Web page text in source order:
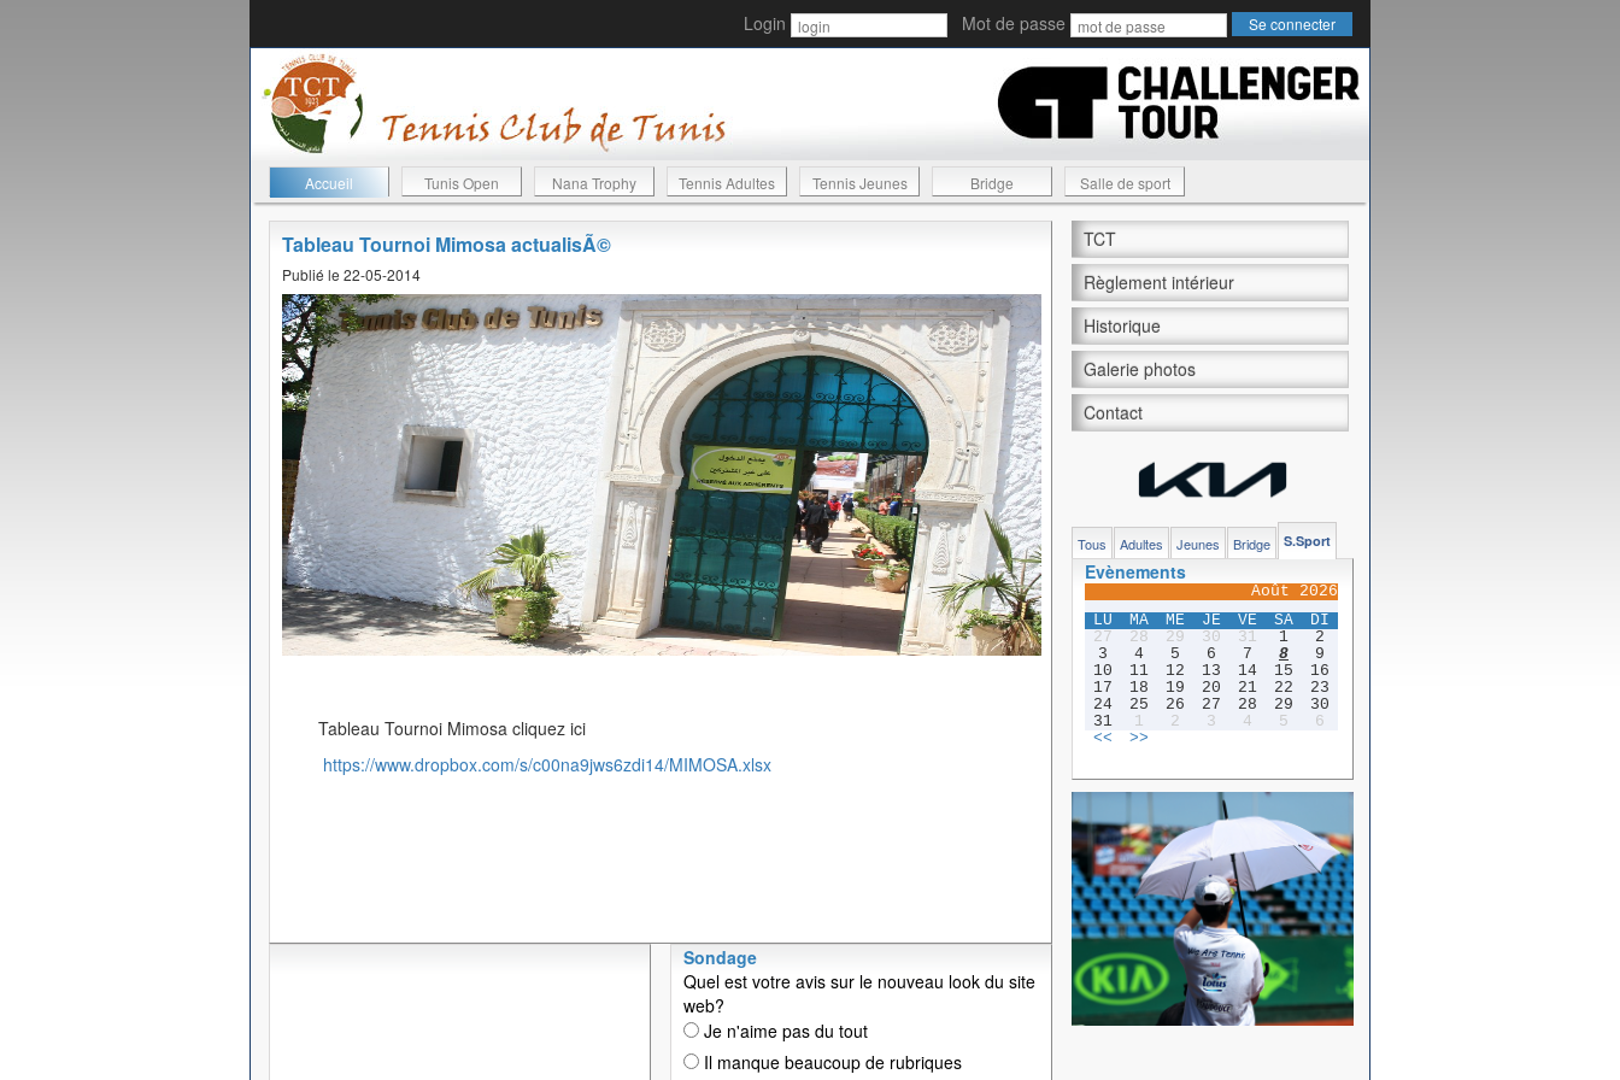
Login Mot de passe
Accueil Tunis Open Nana Trophy Tennis Adultes Tennis Jeunes Bridge Salle de sport
Tableau Tournoi Mimosa actualisÃ©
Publié le 22-05-2014
Tableau Tournoi Mimosa cliquez ici
https://www.dropbox.com/s/c00na9jws6zdi14/MIMOSA.xlsx
Sondage
Quel est votre avis sur le nouveau look du site
web?
Je n'aime pas du tout
Il manque beaucoup de rubriques
TCT
Règlement intérieur
Historique
Galerie photos
Contact
Tous Adultes Jeunes Bridge S.Sport
Evènements
Août 2026
LU
MA ME JE VE SA
DI
27
28 29 30 31 1
2
3
4 5 6 7 8
9
10
11 12 13 14 15
16
17
18 19 20 21 22
23
24
25 26 27 28 29
30
31
1 2 3 4 5
6
<<
>>